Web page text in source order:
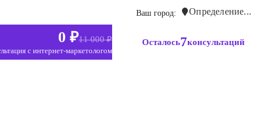
Ваш город: Определение...
0 ₽11 000 ₽
с интернет-маркетологом
Осталось7консультаций